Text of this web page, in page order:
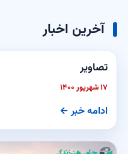
آخرین اخبار
تصاویر
۱۷ شهریور ۱۴۰۰
ادامه خبر ←